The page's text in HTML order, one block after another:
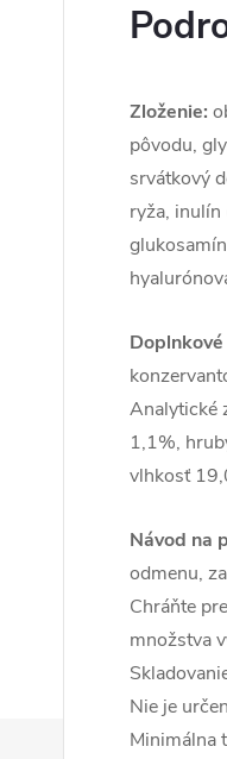
Zloženie:
pôvodu,
srvátkový
ryža, inulín
Analytické
1,1%,
vlhkosť
Návod na
odmenu,
Chráňte
množstva
Nie je
Minimálna